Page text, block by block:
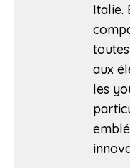
Italie.
aux
les